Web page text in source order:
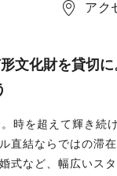
アク
文化財を貸切
時を超えて輝き続
直結ならではの滞
式など、幅広いス